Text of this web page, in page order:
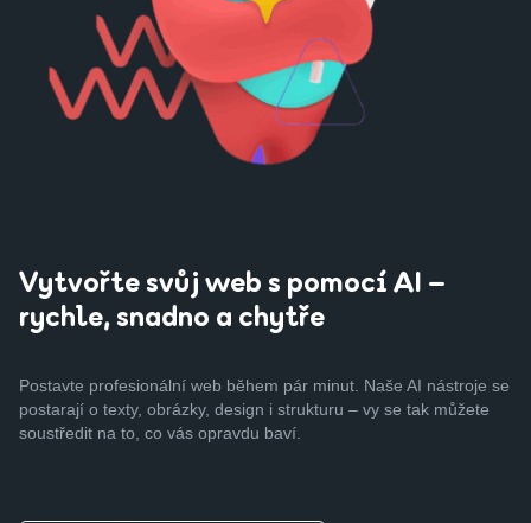
Vytvořte svůj web s pomocí AI –
rychle, snadno a chytře
Postavte profesionální web během pár minut. Naše AI nástroje se
postarají o texty, obrázky, design i strukturu – vy se tak můžete
soustředit na to, co vás opravdu baví.